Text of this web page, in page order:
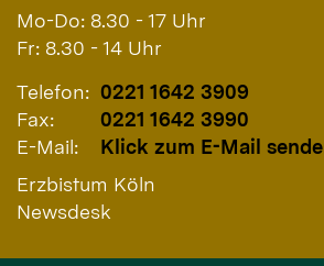
Mo-Do: 8.30 - 17 Uhr
Fr: 8.30 - 14 Uhr
Telefon: 0221 1642 3909
Fax:
0221 1642 3990
E-Mail:
Klick zum E-Mail
Erzbistum Köln
Newsdesk